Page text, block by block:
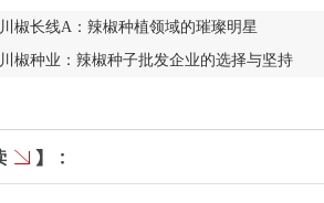
川椒长线A：辣椒种植领域的璀璨明星
川椒种业：辣椒种子批发企业的选择与坚持